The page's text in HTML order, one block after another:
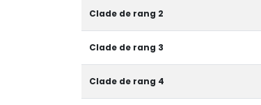
Clade de rang 2
Clade de rang 3
Clade de rang 4